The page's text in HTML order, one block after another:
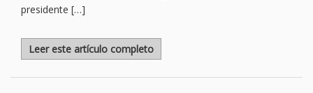
presidente […]
Leer este artículo completo